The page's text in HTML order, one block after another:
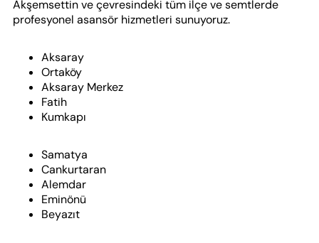
Akşemsettin ve çevresindeki tüm ilçe ve semtlerde
profesyonel asansör hizmetleri sunuyoruz.
Aksaray
Ortaköy
Aksaray Merkez
Fatih
Kumkapı
Samatya
Cankurtaran
Alemdar
Eminönü
Beyazıt